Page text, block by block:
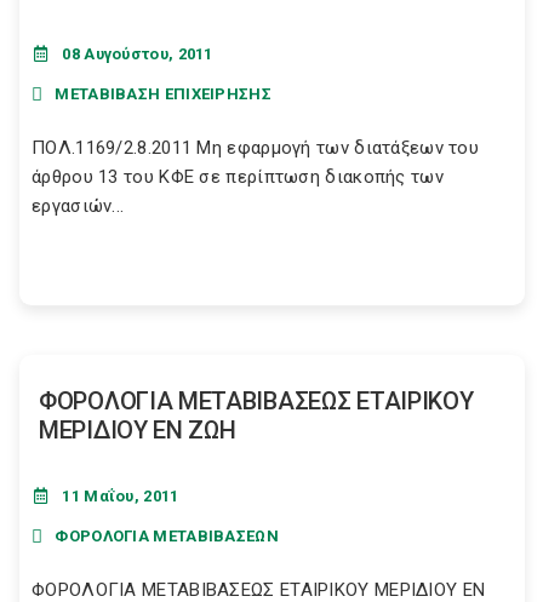
08 Αυγούστου, 2011
ΜΕΤΑΒΙΒΑΣΗ ΕΠΙΧΕΙΡΗΣΗΣ
ΠΟΛ.1169/2.8.2011 Μη εφαρμογή των διατάξεων του
άρθρου 13 του ΚΦΕ σε περίπτωση διακοπής των
εργασιών...
ΦΟΡΟΛΟΓΙΑ ΜΕΤΑΒΙΒΑΣΕΩΣ ΕΤΑΙΡΙΚΟΥ
ΜΕΡΙΔΙΟΥ ΕΝ ΖΩΗ
11 Μαΐου, 2011
ΦΟΡΟΛΟΓΙΑ ΜΕΤΑΒΙΒΑΣΕΩΝ
ΦΟΡΟΛΟΓΙΑ ΜΕΤΑΒΙΒΑΣΕΩΣ ΕΤΑΙΡΙΚΟΥ ΜΕΡΙΔΙΟΥ ΕΝ